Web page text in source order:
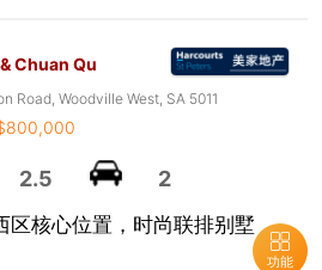
功能
Chuan Qu
Road, Woodville West, SA 5011
2.5 2
区核心位置，时尚联排别墅，